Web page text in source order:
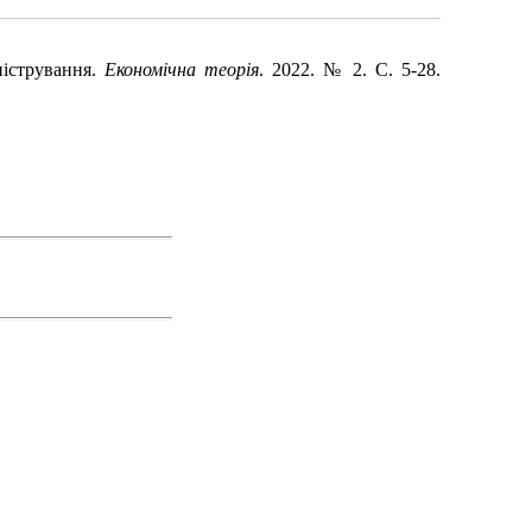
Економічна теорія. 2022. № 2. С. 5-28.